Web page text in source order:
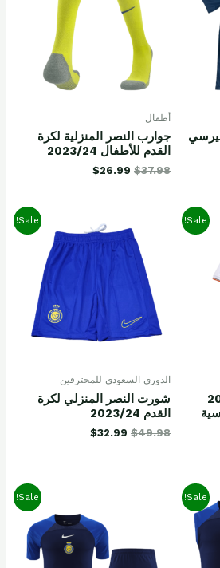
جيرسي
أطفال
جوارب النصر المنزلية لكرة
القدم للأطفال 2023/24
$37.98
$26.99
Sale!
14
Sale!
الدوري السعودي للمحترفين
شورت النصر المنزلي لكرة
القدم 2023/24
$49.98
$32.99
Sale!
Sale!